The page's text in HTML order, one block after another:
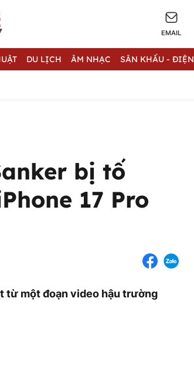
EMAIL
DU LỊCH ÂM NHẠC SÂN KHẤU -
bị tố
17 Pro
từ một đoạn video hậu trường